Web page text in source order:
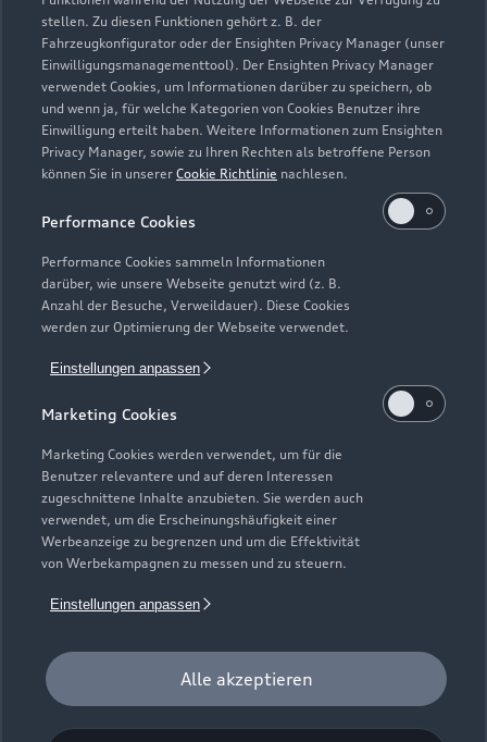
stellen. Zu diesen Funktionen gehört z. B. der
Fahrzeugkonfigurator oder der Ensighten Privacy Manager (unser
Einwilligungsmanagementtool). Der Ensighten Privacy Manager
verwendet Cookies, um Informationen darüber zu speichern, ob
und wenn ja, für welche Kategorien von Cookies Benutzer ihre
Einwilligung erteilt haben. Weitere Informationen zum Ensighten
Privacy Manager, sowie zu Ihren Rechten als betroffene Person
können Sie in unserer Cookie Richtlinie nachlesen.
Performance Cookies
Performance Cookies sammeln Informationen
darüber, wie unsere Webseite genutzt wird (z. B.
Anzahl der Besuche, Verweildauer). Diese Cookies
werden zur Optimierung der Webseite verwendet.
Einstellungen anpassen
Marketing Cookies
Marketing Cookies werden verwendet, um für die
Benutzer relevantere und auf deren Interessen
zugeschnittene Inhalte anzubieten. Sie werden auch
verwendet, um die Erscheinungshäufigkeit einer
Werbeanzeige zu begrenzen und um die Effektivität
von Werbekampagnen zu messen und zu steuern.
Einstellungen anpassen
Alle akzeptieren
08:00
Service
Geschlossen, öffnet amDonnerstag
07:15
Zur Inspektion